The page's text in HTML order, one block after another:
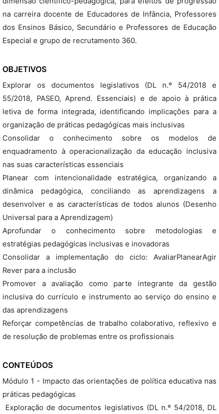
na carreira docente de Educadores de Infância, Professores
dos Ensinos Básico, Secundário e Professores de Educação
Especial e grupo de recrutamento 360.
OBJETIVOS
Explorar os documentos legislativos (DL n.º 54/2018 e
55/2018, PASEO, Aprend. Essenciais) e de apoio à prática
letiva de forma integrada, identificando implicações para a
organização de práticas pedagógicas mais inclusivas
Consolidar o conhecimento sobre os modelos de
enquadramento à operacionalização da educação inclusiva
nas suas características essenciais
Planear com intencionalidade estratégica, organizando a
dinâmica pedagógica, conciliando as aprendizagens a
desenvolver e as características de todos alunos (Desenho
Universal para a Aprendizagem)
Aprofundar o conhecimento sobre metodologias e
estratégias pedagógicas inclusivas e inovadoras
Consolidar a implementação do ciclo: AvaliarPlanearAgir
Rever para a inclusão
Promover a avaliação como parte integrante da gestão
inclusiva do currículo e instrumento ao serviço do ensino e
das aprendizagens
Reforçar competências de trabalho colaborativo, reflexivo e
de resolução de problemas entre os profissionais
CONTEÚDOS
Módulo 1 - Impacto das orientações de política educativa nas
práticas pedagógicas
 Exploração de documentos legislativos (DL n.º 54/2018, DL